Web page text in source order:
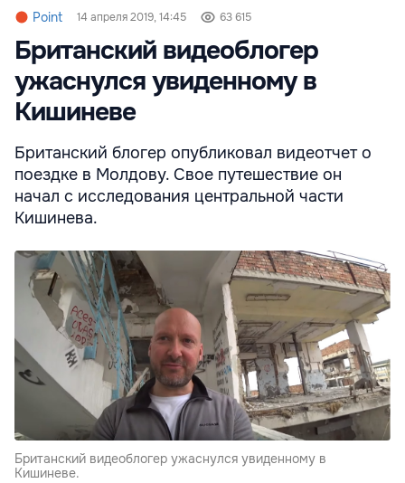
Point 14 апреля 2019, 14:45 63 615
Британский видеоблогер
ужаснулся увиденному в
Кишиневе
Британский блогер опубликовал видеотчет о
поездке в Молдову. Свое путешествие он
начал с исследования центральной части
Кишинева.
Британский видеоблогер ужаснулся увиденному в
Кишиневе.